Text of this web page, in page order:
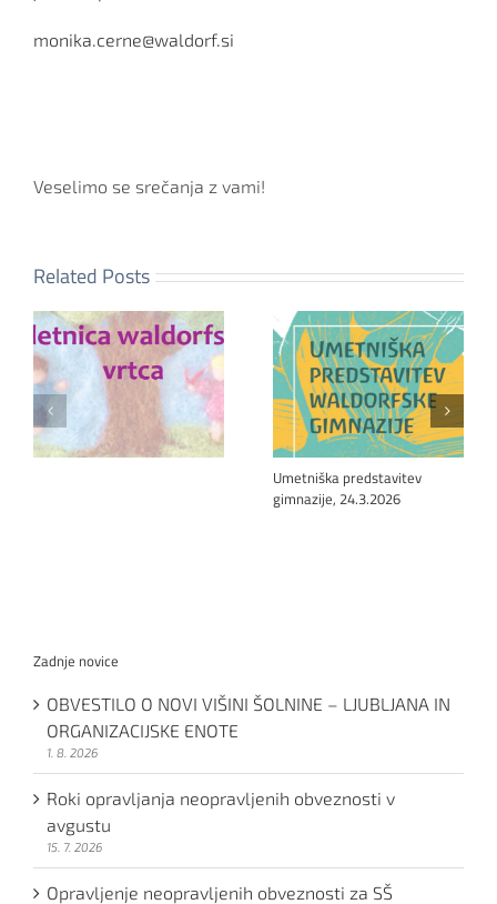
monika.cerne@waldorf.si
Veselimo se srečanja z vami!
Related Posts
Umetniška predstavitev
gimnazije, 24.3.2026
Zadnje novice
OBVESTILO O NOVI VIŠINI ŠOLNINE – LJUBLJANA IN
ORGANIZACIJSKE ENOTE
1. 8. 2026
Roki opravljanja neopravljenih obveznosti v
avgustu
15. 7. 2026
Opravljenje neopravljenih obveznosti za SŠ